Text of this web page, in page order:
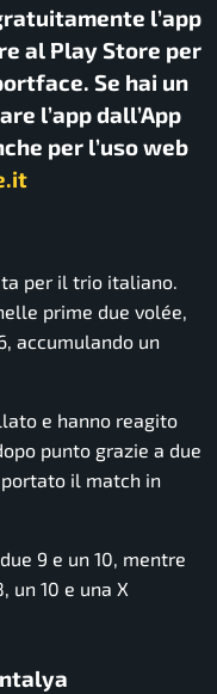
l’app
al Play Store per
Se hai un
l’app dall’App
per l’uso web
per il trio italiano.
prime due volée,
accumulando un
e hanno reagito
punto grazie a due
il match in
9 e un 10, mentre
un 10 e una X